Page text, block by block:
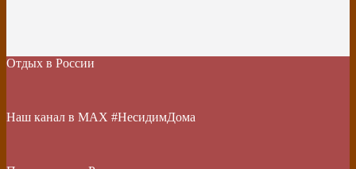
Отдых в России
Наш канал в МАХ #НесидимДома